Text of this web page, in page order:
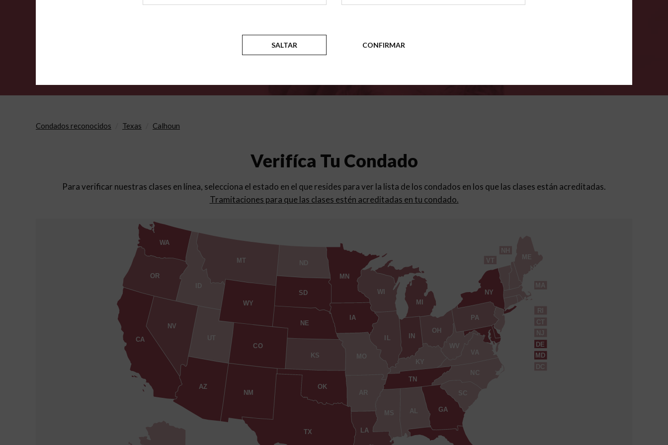
Condados reconocidos Texas Calhoun
Verifíca Tu Condado
Para verificar nuestras clases en línea, selecciona el estado en el que resides para ver la lista de los condados en los que las clases están acreditadas.
Tramitaciones para que las clases estén acreditadas en tu condado.
AL
AZ
AR
CA
CO
CT
DE
DC
GA
ID
IN
IA
KS
KY
LA
ME
MD
MA
MI
MN
MS
MO
MT
NE
NV
NH
NJ
NM
NY
NC
ND
OH
OK
OR
PA
RI
SC
SD
TN
TX
UT
VT
VA
WA
WV
WI
WY
SALTAR CONFIRMAR